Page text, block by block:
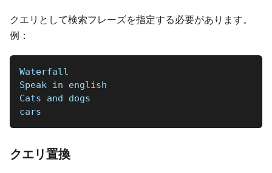
クエリとして検索フレーズを指定する必要があります。
例：
Waterfall
Speak in english
Cats and dogs
cars
クエリ置換